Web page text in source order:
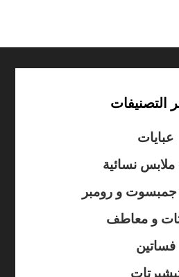
التصنيفات
عبايات
نسائية
جمبسوت و رومبر
و معاطف
فساتين